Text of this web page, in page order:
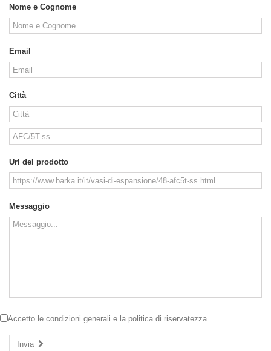
Nome e Cognome
Email
Città
Url del prodotto
Messaggio
Accetto le condizioni generali e la politica di riservatezza
Invia